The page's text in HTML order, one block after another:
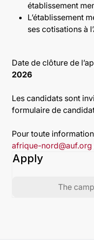
établissement
L’établissement
ses cotisations à
Date de clôture de
2026
Les candidats sont
formulaire de
Pour toute
afrique-nord@auf.org
Apply
The